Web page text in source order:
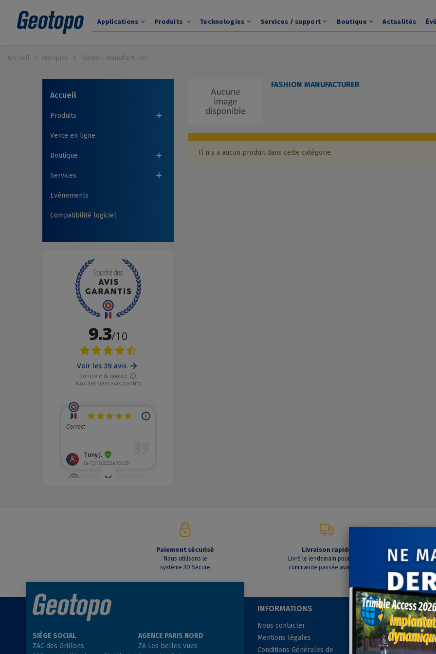
Applications Produits Technologies Services / support Boutique Actualités
Accueil > Marques > Fashion Manufacturer
Accueil
Produits
Vente en ligne
Boutique
Services
Evénements
Compatibilité logiciel
FASHION MANUFACTURER
Il n y a aucun produit dans cette catégorie.
Paiement sécurisé
Nous utilisons le
système 3D Secure
Livraison rapide
Livré le lendemain pour toute
commande passée avant 14h
A
SIÈGE SOCIAL
ZAC des Grillons
AGENCE PARIS NORD
ZA Les belles vues
SUIVEZ-NOUS
INFORMATIONS
Nous contacter
Mentions légales
Conditions Générales de